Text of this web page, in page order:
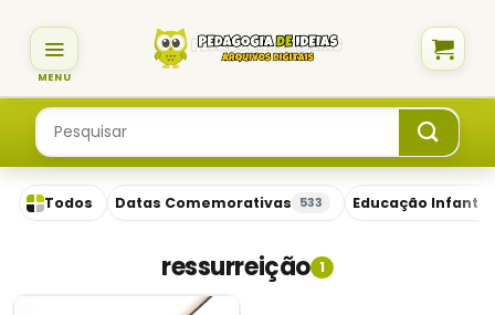
content
Pesquisar
por:
Todos Datas Comemorativas 533 Educação Infantil
ressurreição 1